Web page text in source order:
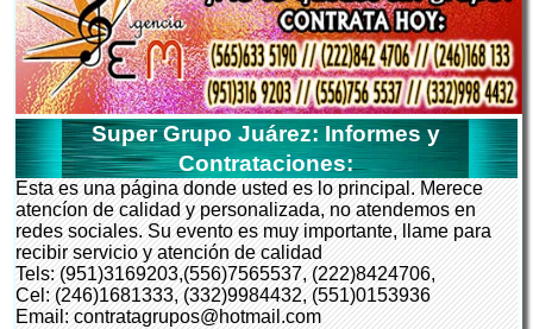
Super Grupo Juárez: Informes y
Contrataciones:
Esta es una página donde usted es lo principal. Merece
atencíon de calidad y personalizada, no atendemos en
redes sociales. Su evento es muy importante, llame para
recibir servicio y atención de calidad
Tels: (951)3169203,(556)7565537, (222)8424706,
Cel: (246)1681333, (332)9984432, (551)0153936
Email: contratagrupos@hotmail.com